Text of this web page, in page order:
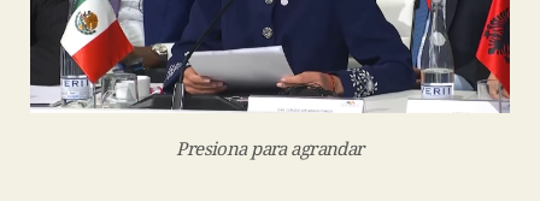
Presiona para agrandar